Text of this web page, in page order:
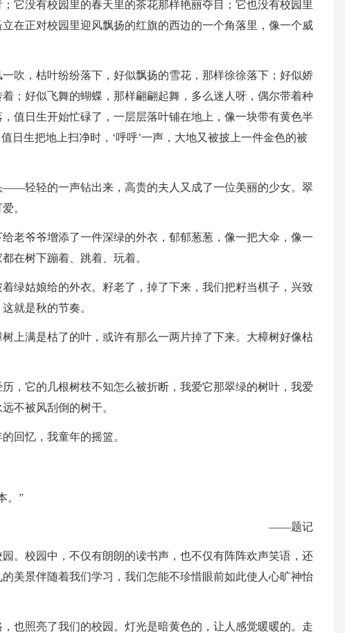
它没有校园里的春天里的茶花那样艳丽夺目；它也没有校园里
在正对校园里迎风飘扬的红旗的西边的一个角落里，像一个威
吹，枯叶纷纷落下，好似飘扬的雪花，那样徐徐落下；好似娇
；好似飞舞的蝴蝶，那样翩翩起舞，多么迷人呀，偶尔带着种
值日生开始忙碌了，一层层落叶铺在地上，像一块带有黄色半
日生把地上扫净时，‘呼呼’一声，大地又被披上一件金色的被
——轻轻的一声钻出来，高贵的夫人又成了一位美丽的少女。翠
。
老爷爷增添了一件深绿的外衣，郁郁葱葱，像一把大伞，像一
在树下蹦着、跳着、玩着。
绿姑娘给的外衣。籽老了，掉了下来，我们把籽当棋子，兴致
就是秋的节奏。
上满是枯了的叶，或许有那么一两片掉了下来。大樟树好像枯
，它的几根树枝不知怎么被折断，我爱它那翠绿的树叶，我爱
不被风刮倒的树干。
回忆，我童年的摇篮。
。”
——题记
。校园中，不仅有朗朗的读书声，也不仅有阵阵欢声笑语，还
美景伴随着我们学习，我们怎能不珍惜眼前如此使人心旷神怡
也照亮了我们的校园。灯光是暗黄色的，让人感觉暖暖的。走